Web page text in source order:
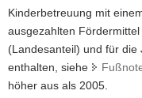
i
g
a
t
i
Kinderbetreuung mit
ausgezahlten
(Landesanteil) und für die
enthalten, siehe
höher aus als 2005.